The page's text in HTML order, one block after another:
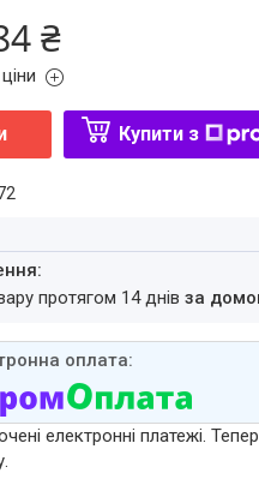
₴
Купити з
протягом 14 днівза
електронні платежі.